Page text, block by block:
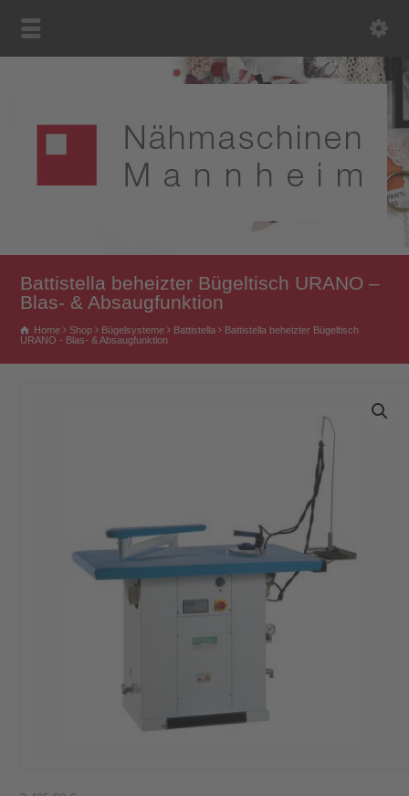
Battistella beheizter Bügeltisch URANO –
Blas- & Absaugfunktion
Home Shop Bügelsysteme Battistella
Battistella beheizter Bügeltisch
URANO - Blas- & Absaugfunktion